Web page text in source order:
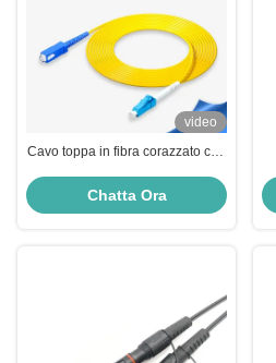
video
Cavo toppa in fibra corazzato con
SC/UPC-LC/UPC
Chatta Ora